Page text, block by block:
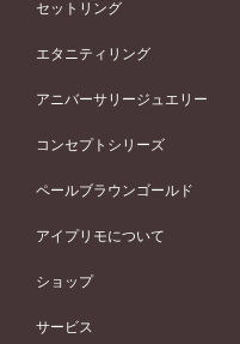
ピンクゴールド
ペールブラウンゴールド
ウェーブライン
V字ライン
ワンサイドメレ
ダブルサイドメレ
シンプル
フェミニン
モード
50万円台～
40万円台～
30万円台～
婚約指輪 人気ランキング
婚約ネックレス
結婚指輪一覧
ピンクゴールド
ペールブラウンゴールド
ウェーブライン
V字ライン
ワンメレ
セベラルメレ
シンプル
フェミニン
モード
50万円～
40万円～50万円
セットリング
セットリング
セットリング一覧
ピンクゴールド
ペールブラウンゴールド
エタニティリング
エタニティリング
エタニティリング一覧
ピンクゴールド
ペールブラウンゴールド
アニバーサリージュエリー
アニバーサリージュエリー
アニバーサリージュエリー一覧
ファッションリング
ブレスレット
コンセプトシリーズ
コンセプトシリーズ
オリジンビリーフ
エトワル
ペールブラウンゴールド
アイプリモについて
アイプリモについて
パーソナルハンド診断
ショップ
店舗一覧
サービス